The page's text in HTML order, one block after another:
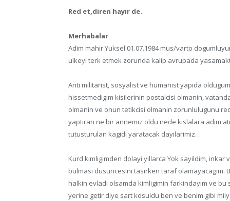
Red et,diren hayır de.
Merhabalar
Adim mahir Yuksel 01.07.1984 mus/varto
ulkeyi terk etmek zorunda kalip avrupada
Anti militarist, sosyalist ve humanist yapida
hissetmedigim kisilerinin postalcisi olmanin,
olmanin ve onun tetikcisi olmanin zorunlulugunu
yaptiran ne bir annemiz oldu nede kislalara adim
tutusturulan kagidi yaratacak dayilarimiz…
Kurd kimligimden dolayi yillarca Yok sayildim,
bulmasi dusuncesini tasirken taraf olamayacagim.
halkin evladi olsamda kimligimin farkindayim ve
yerine getir diye sart kosuldu ben ve benim gibi